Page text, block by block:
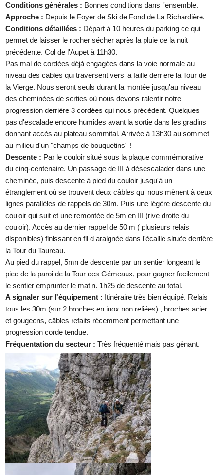
Conditions générales : Bonnes conditions dans l'ensemble.
Approche : Depuis le Foyer de Ski de Fond de La Richardière.
Conditions détaillées : Départ à 10 heures du parking ce qui
permet de laisser le rocher sécher après la pluie de la nuit
précédente. Col de l'Aupet à 11h30.
Pas mal de cordées déjà engagées dans la voie normale au
niveau des câbles qui traversent vers la faille derrière la Tour de
la Vierge. Nous seront seuls durant la montée jusqu'au niveau
des cheminées de sorties où nous devons ralentir notre
progression derrière 3 cordées qui nous précèdent. Quelques
pas d'escalade encore humides avant la sortie dans les gradins
donnant accès au plateau sommital. Arrivée à 13h30 au sommet
au milieu d'un "champs de bouquetins" !
Descente : Par le couloir situé sous la plaque commémorative
du cinq-centenaire. Un passage de III à désescalader dans une
cheminée, puis descente à pied du couloir jusqu'à un
étranglement où se trouvent deux câbles qui nous mènent à deux
lignes parallèles de rappels de 30m. Puis une légère descente du
couloir qui suit et une remontée de 5m en III (rive droite du
couloir). Accès au dernier rappel de 50 m ( plusieurs relais
disponibles) finissant en fil d araignée dans l'écaille située derrière
la Tour du Taureau.
Au pied du rappel, 5mn de descente par un sentier longeant le
pied de la paroi de la Tour des Gémeaux, pour gagner facilement
le sentier emprunter le matin. 1h25 de descente au total.
A signaler sur l'équipement : Itinéraire très bien équipé. Relais
tous les 30m (sur 2 broches en inox non reliées) , broches acier
et gougeons, câbles refaits récemment permettant une
progression corde tendue.
Fréquentation du secteur : Très fréquenté mais pas gênant.